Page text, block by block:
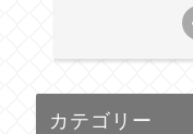
カテゴリー